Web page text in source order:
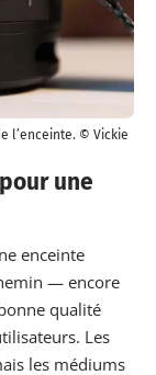
l’enceinte. © Vickie
une
enceinte
— encore
qualité
Les
les médiums